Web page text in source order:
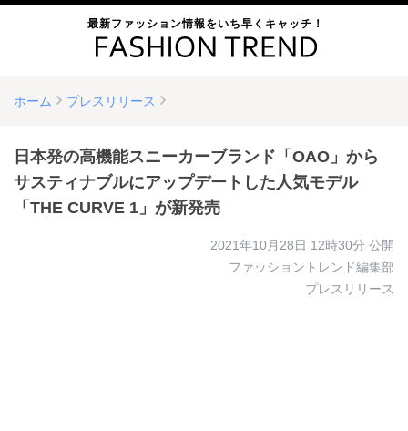
最新ファッション情報をいち早くキャッチ！
ホーム プレスリリース
日本発の高機能スニーカーブランド「OAO」から
サスティナブルにアップデートした人気モデル
「THE CURVE 1」が新発売
2021年10月28日 12時30分 公開
ファッショントレンド編集部
プレスリリース